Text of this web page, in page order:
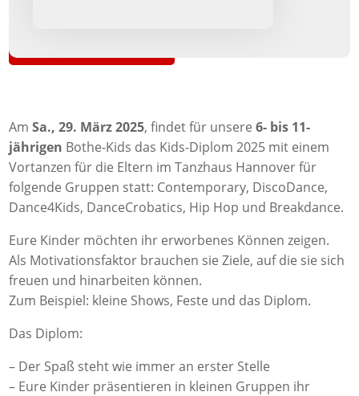
AmSa., 29. März 2025, findet für unsere 6- bis 11-
jährigen Bothe-Kids das Kids-Diplom 2025 mit einem
Vortanzen für die Eltern im Tanzhaus Hannover für
folgende Gruppen statt: Contemporary, DiscoDance,
Dance4Kids, DanceCrobatics, Hip Hop und Breakdance.
Eure Kinder möchten ihr erworbenes Können zeigen.
Als Motivationsfaktor brauchen sie Ziele, auf die sie sich
freuen und hinarbeiten können.
Zum Beispiel: kleine Shows, Feste und das Diplom.
Das Diplom:
– Der Spaß steht wie immer an erster Stelle
– Eure Kinder präsentieren in kleinen Gruppen ihr